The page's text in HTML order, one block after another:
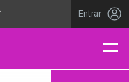
Entrar